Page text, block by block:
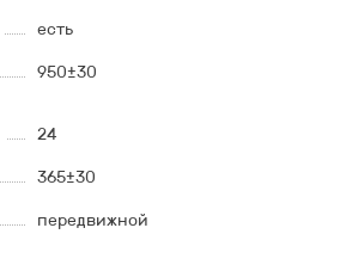
есть
950±30
24
365±30
передвижной